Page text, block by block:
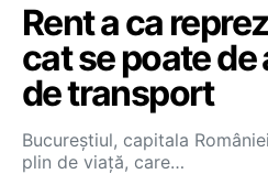
Rent a ca
cat se poate
de transport
Bucureștiul, capitala
plin de viață, care…